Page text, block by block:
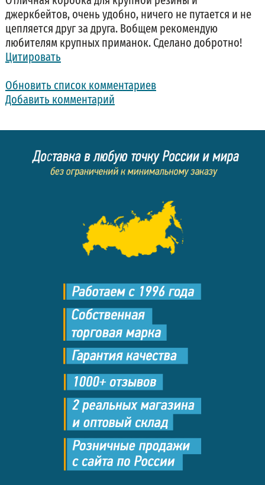
джеркбейтов, очень удобно, ничего не путается и не
цепляется друг за друга. Вобщем рекомендую
любителям крупных приманок. Сделано добротно!
Цитировать
Обновить список комментариев
Добавить комментарий